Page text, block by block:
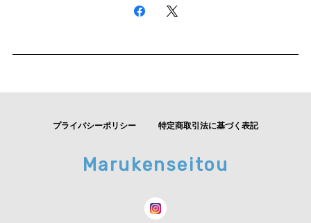
プライバシーポリシー 特定商取引法に基づく表記
Marukenseitou